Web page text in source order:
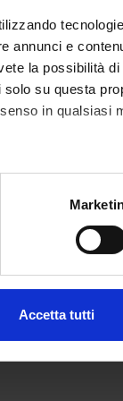
annunci e
la possibilità
su questa
in qualsiasi
metro,
Accetta tutti
è ancora